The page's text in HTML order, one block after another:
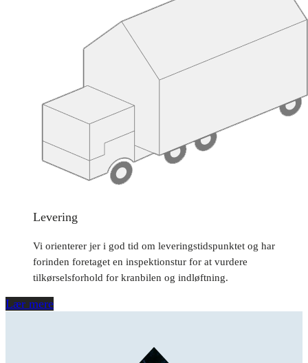
Levering
Vi orienterer jer i god tid om leveringstidspunktet og har
forinden foretaget en inspektionstur for at vurdere
tilkørselsforhold for kranbilen og indløftning.
Lær mere